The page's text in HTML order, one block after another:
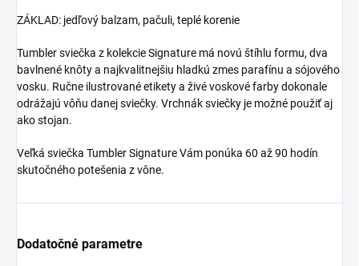
ZÁKLAD: jedľový balzam, pačuli, teplé korenie
Tumbler sviečka z kolekcie Signature má novú štíhlu formu, dva
bavlnené knôty a najkvalitnejšiu hladkú zmes parafínu a sójového
vosku. Ručne ilustrované etikety a živé voskové farby dokonale
odrážajú vôňu danej sviečky. Vrchnák sviečky je možné použiť aj
ako stojan.
Veľká sviečka Tumbler Signature Vám ponúka 60 až 90 hodín
skutočného potešenia z vône.
Dodatočné parametre